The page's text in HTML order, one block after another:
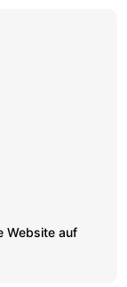
Website auf